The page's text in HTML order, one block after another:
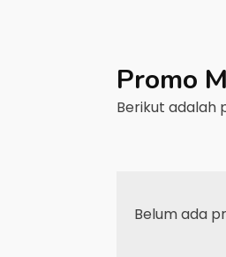
Promo
Berikut adalah
Belum ada